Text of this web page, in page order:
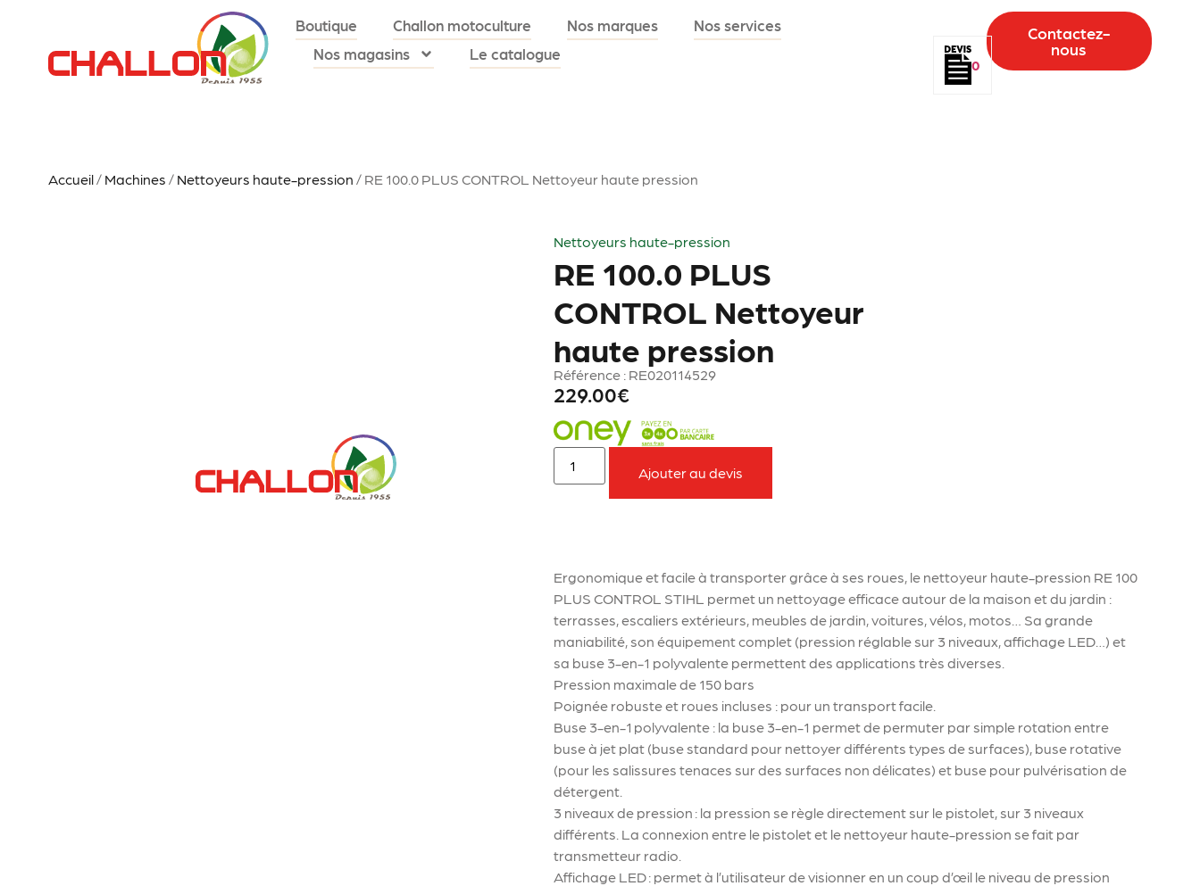
Boutique Challon motoculture Nos marques
Nos services
Nos magasins
Le catalogue
0
Contactez-
nous
Accueil/ Machines / Nettoyeurs haute-pression / RE 100.0 PLUS CONTROL Nettoyeur haute pression
Nettoyeurs haute-pression
RE 100.0 PLUS
CONTROL Nettoyeur
haute pression
Référence : RE020114529
229.00€
Ajouter au devis
Ergonomique et facile à transporter grâce à ses roues, le nettoyeur haute-pression RE 100
PLUS CONTROL STIHL permet un nettoyage efficace autour de la maison et du jardin :
terrasses, escaliers extérieurs, meubles de jardin, voitures, vélos, motos… Sa grande
maniabilité, son équipement complet (pression réglable sur 3 niveaux, affichage LED…) et
sa buse 3-en-1 polyvalente permettent des applications très diverses.
Pression maximale de 150 bars
Poignée robuste et roues incluses : pour un transport facile.
Buse 3-en-1 polyvalente : la buse 3-en-1 permet de permuter par simple rotation entre
buse à jet plat (buse standard pour nettoyer différents types de surfaces), buse rotative
(pour les salissures tenaces sur des surfaces non délicates) et buse pour pulvérisation de
détergent.
3 niveaux de pression : la pression se règle directement sur le pistolet, sur 3 niveaux
différents. La connexion entre le pistolet et le nettoyeur haute-pression se fait par
transmetteur radio.
Affichage LED : permet à l’utilisateur de visionner en un coup d’œil le niveau de pression